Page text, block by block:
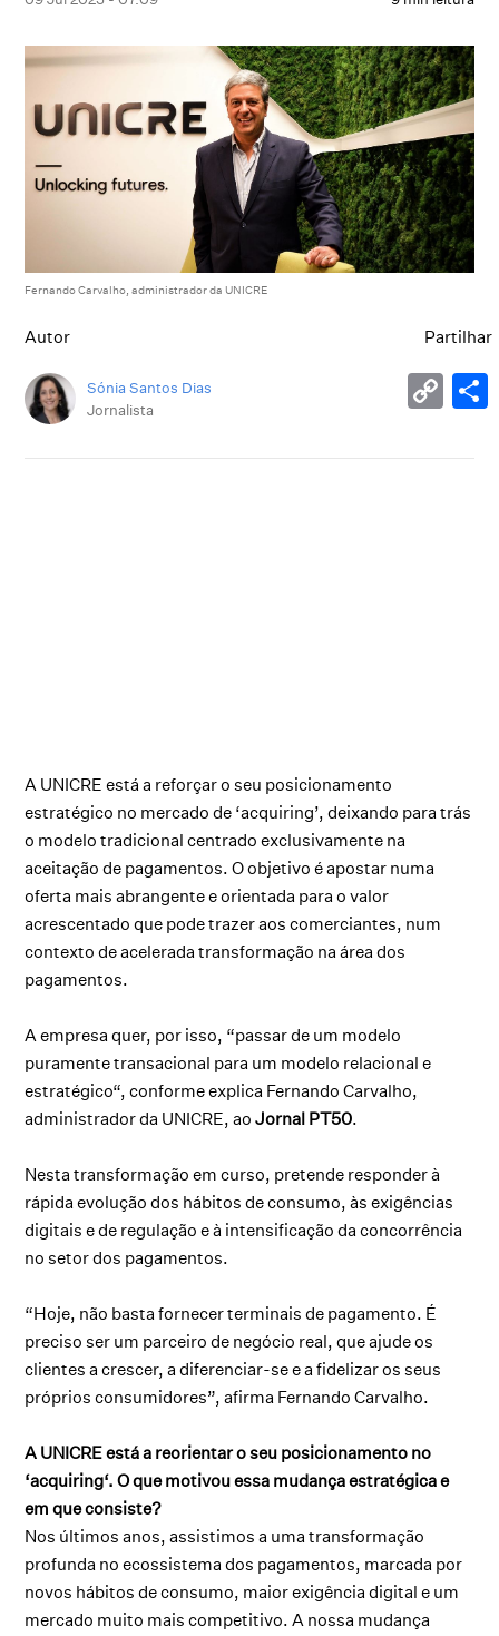
Fernando Carvalho, administrador da UNICRE
Autor
Sónia Santos Dias
Jornalista
Partilhar
A UNICRE está a reforçar o seu posicionamento
estratégico no mercado de ‘acquiring’, deixando para trás
o modelo tradicional centrado exclusivamente na
aceitação de pagamentos. O objetivo é apostar numa
oferta mais abrangente e orientada para o valor
acrescentado que pode trazer aos comerciantes, num
contexto de acelerada transformação na área dos
pagamentos.
A empresa quer, por isso, “passar de um modelo
puramente transacional para um modelo relacional e
estratégico“, conforme explica Fernando Carvalho,
administrador da UNICRE, aoJornal PT50.
Nesta transformação em curso, pretende responder à
rápida evolução dos hábitos de consumo, às exigências
digitais e de regulação e à intensificação da concorrência
no setor dos pagamentos.
“Hoje, não basta fornecer terminais de pagamento. É
preciso ser um parceiro de negócio real, que ajude os
clientes a crescer, a diferenciar-se e a fidelizar os seus
próprios consumidores”, afirma Fernando Carvalho.
A UNICRE está a reorientar o seu posicionamento no
‘acquiring‘. O que motivou essa mudança estratégica e
em que consiste?
Nos últimos anos, assistimos a uma transformação
profunda no ecossistema dos pagamentos, marcada por
novos hábitos de consumo, maior exigência digital e um
mercado muito mais competitivo. A nossa mudança